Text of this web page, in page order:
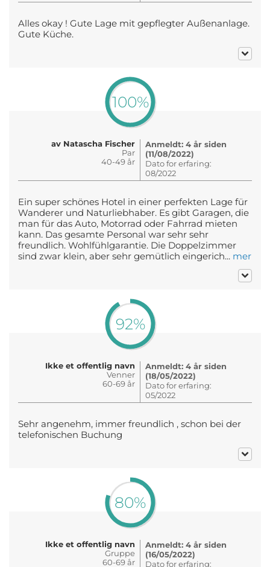
Alles okay ! Gute Lage mit gepflegter Außenanlage.
Gute Küche.
100%
av Natascha Fischer
Par
40-49 år
Anmeldt: 4 år siden
(11/08/2022)
Dato for erfaring:
08/2022
Ein super schönes Hotel in einer perfekten Lage für
Wanderer und Naturliebhaber. Es gibt Garagen, die
man für das Auto, Motorrad oder Fahrrad mieten
kann. Das gesamte Personal war sehr sehr
freundlich. Wohlfühlgarantie. Die Doppelzimmer
sind zwar klein, aber sehr gemütlich eingerich... mer
92%
Ikke et offentlig navn
Venner
60-69 år
Anmeldt: 4 år siden
(18/05/2022)
Dato for erfaring:
05/2022
Sehr angenehm, immer freundlich , schon bei der
telefonischen Buchung
80%
Ikke et offentlig navn
Gruppe
60-69 år
Anmeldt: 4 år siden
(16/05/2022)
Dato for erfaring: